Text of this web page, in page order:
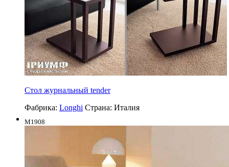
Стол журнальный tender
Фабрика: Longhi Страна: Италия
M1908